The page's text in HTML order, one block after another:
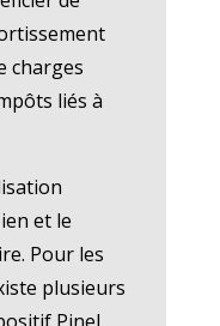
charges
liés à
et le
Pour les
plusieurs